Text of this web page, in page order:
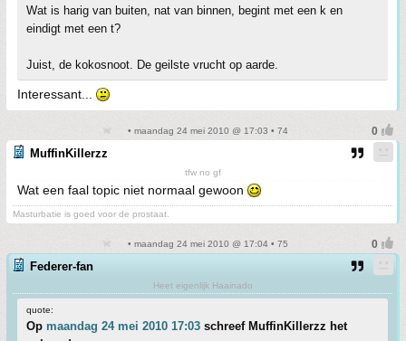
Wat is harig van buiten, nat van binnen, begint met een k en
eindigt met een t?
Juist, de kokosnoot. De geilste vrucht op aarde.
Interessant...
• maandag 24 mei 2010 @ 17:03 • 74
MuffinKillerzz
tfw no gf
Wat een faal topic niet normaal gewoon
Masturbatie is goed voor de prostaat.
• maandag 24 mei 2010 @ 17:04 • 75
Federer-fan
Heet eigenlijk Haainado
quote:
Op maandag 24 mei 2010 17:03 schreef MuffinKillerzz het